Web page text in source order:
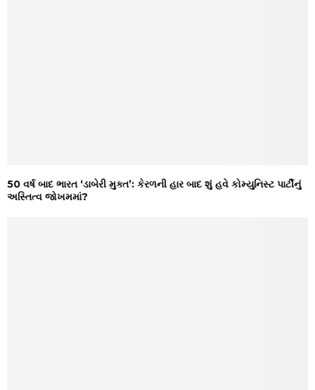
50 વર્ષ બાદ ભારત ‘ડાબેરી મુક્ત’: કેરળની હાર બાદ શું હવે કોમ્યુનિસ્ટ પાર્ટીનું
અસ્તિત્વ જોખમમાં?